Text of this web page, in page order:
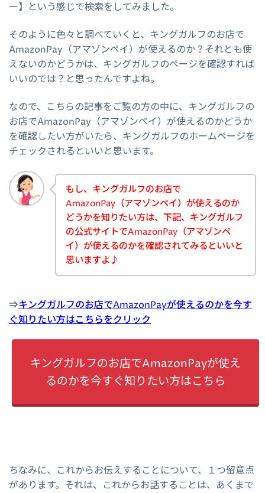
ー】という感じで検索をしてみました。
そのように色々と調べていくと、キングガルフのお店で
AmazonPay（アマゾンペイ）が使えるのか？それとも使
えないのかどうかは、キングガルフのページを確認すれば
いいのでは？と思ったんですよね。
なので、こちらの記事をご覧の方の中に、キングガルフの
お店でAmazonPay（アマゾンペイ）が使えるのかどうか
を確認したい方がいたら、キングガルフのホームページを
チェックされるといいと思います。
もし、キングガルフのお店で
AmazonPay（アマゾンペイ）が使えるのか
どうかを知りたい方は、下記、キングガルフ
の公式サイトでAmazonPay（アマゾンペ
イ）が使えるのかを確認されてみるといいと
思いますよ♪
⇒キングガルフのお店でAmazonPayが使えるのかを今す
ぐ知りたい方はこちらをクリック
キングガルフのお店でAmazonPayが使え
るのかを今すぐ知りたい方はこちら
ちなみに、これからお伝えすることについて、１つ留意点
があります。それは、これからお話することは、あくまで